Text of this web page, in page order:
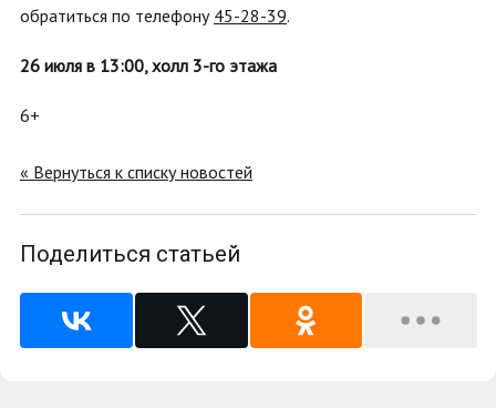
обратиться по телефону 45-28-39.
26 июля в 13:00, холл 3-го этажа
6+
« Вернуться к списку новостей
Поделиться статьей